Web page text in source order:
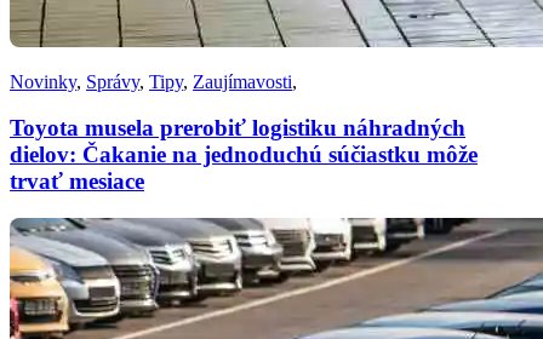
Novinky, Správy, Tipy, Zaujímavosti,
Toyota musela prerobiť logistiku náhradných
dielov: Čakanie na jednoduchú súčiastku môže
trvať mesiace